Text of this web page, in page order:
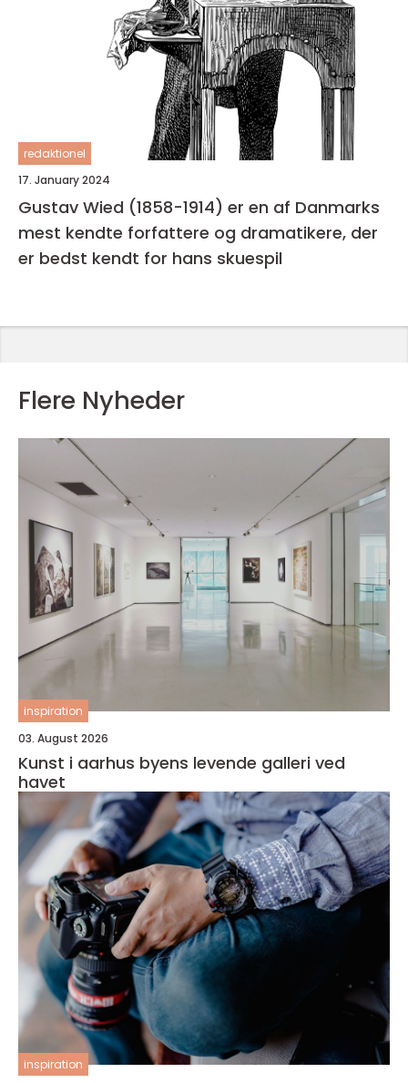
redaktionel
17. January 2024
Gustav Wied (1858-1914) er en af Danmarks
mest kendte forfattere og dramatikere, der
er bedst kendt for hans skuespil
Flere Nyheder
inspiration
03. August 2026
Kunst i aarhus byens levende galleri ved
havet
inspiration